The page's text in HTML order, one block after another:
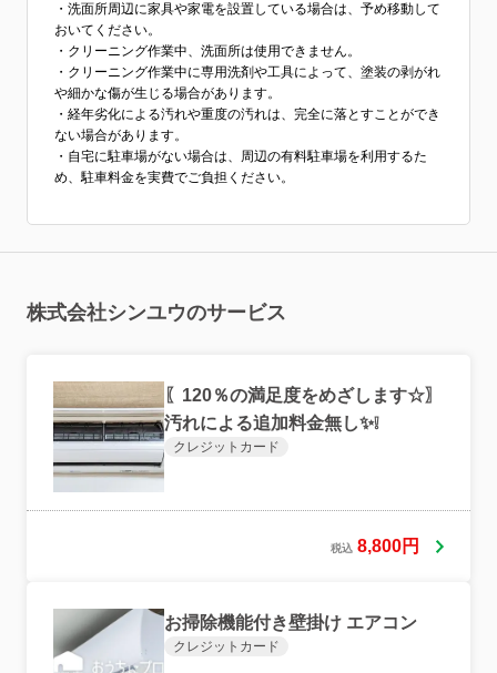
・洗面所周辺に家具や家電を設置している場合は、予め移動して
おいてください。
・クリーニング作業中、洗面所は使用できません。
・クリーニング作業中に専用洗剤や工具によって、塗装の剥がれ
や細かな傷が生じる場合があります。
・経年劣化による汚れや重度の汚れは、完全に落とすことができ
ない場合があります。
・自宅に駐車場がない場合は、周辺の有料駐車場を利用するた
め、駐車料金を実費でご負担ください。
株式会社シンユウのサービス
〖120％の満足度をめざします☆〗
汚れによる追加料金無し✨❕
クレジットカード
税込 8,800円
お掃除機能付き壁掛け エアコン
クレジットカード